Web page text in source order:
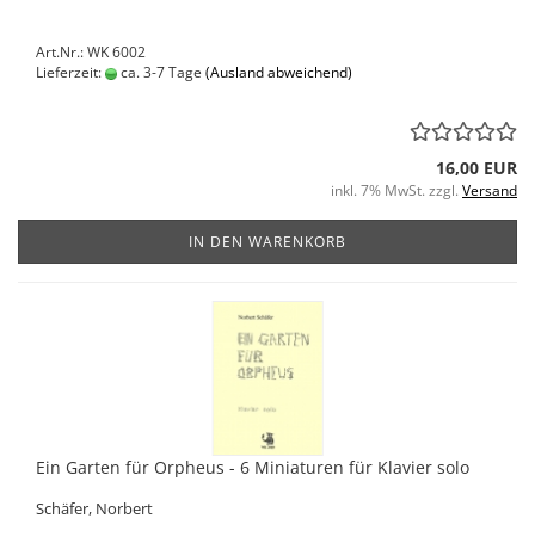
Art.Nr.: WK 6002
Lieferzeit:
ca. 3-7 Tage (Ausland abweichend)
16,00 EUR
inkl. 7% MwSt. zzgl. Versand
IN DEN WARENKORB
Ein Garten für Orpheus - 6 Miniaturen für Klavier solo
Schäfer, Norbert